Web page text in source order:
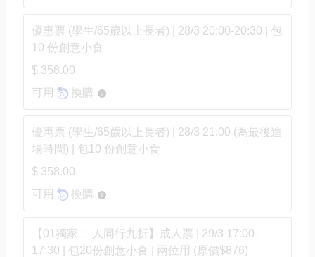
優惠票 (學生/65歲以上長者) | 28/3 20:00-20:30 | 包
10 份創意小食
$ 358.00
可用
換購
優惠票 (學生/65歲以上長者) | 28/3 21:00 (為最後進
場時間) | 包10 份創意小食
$ 358.00
可用
換購
【01獨家 二人同行九折】成人票 | 29/3 17:00-
17:30 | 包20份創意小食 | 兩位用 (原價$876)